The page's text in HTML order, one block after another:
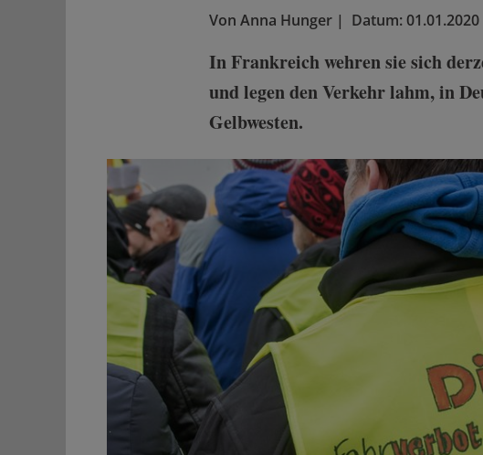
Von Anna Hunger | Datum:01.01.2020
In Frankreich wehren sie sich
und legen den Verkehr lahm, in
Gelbwesten.